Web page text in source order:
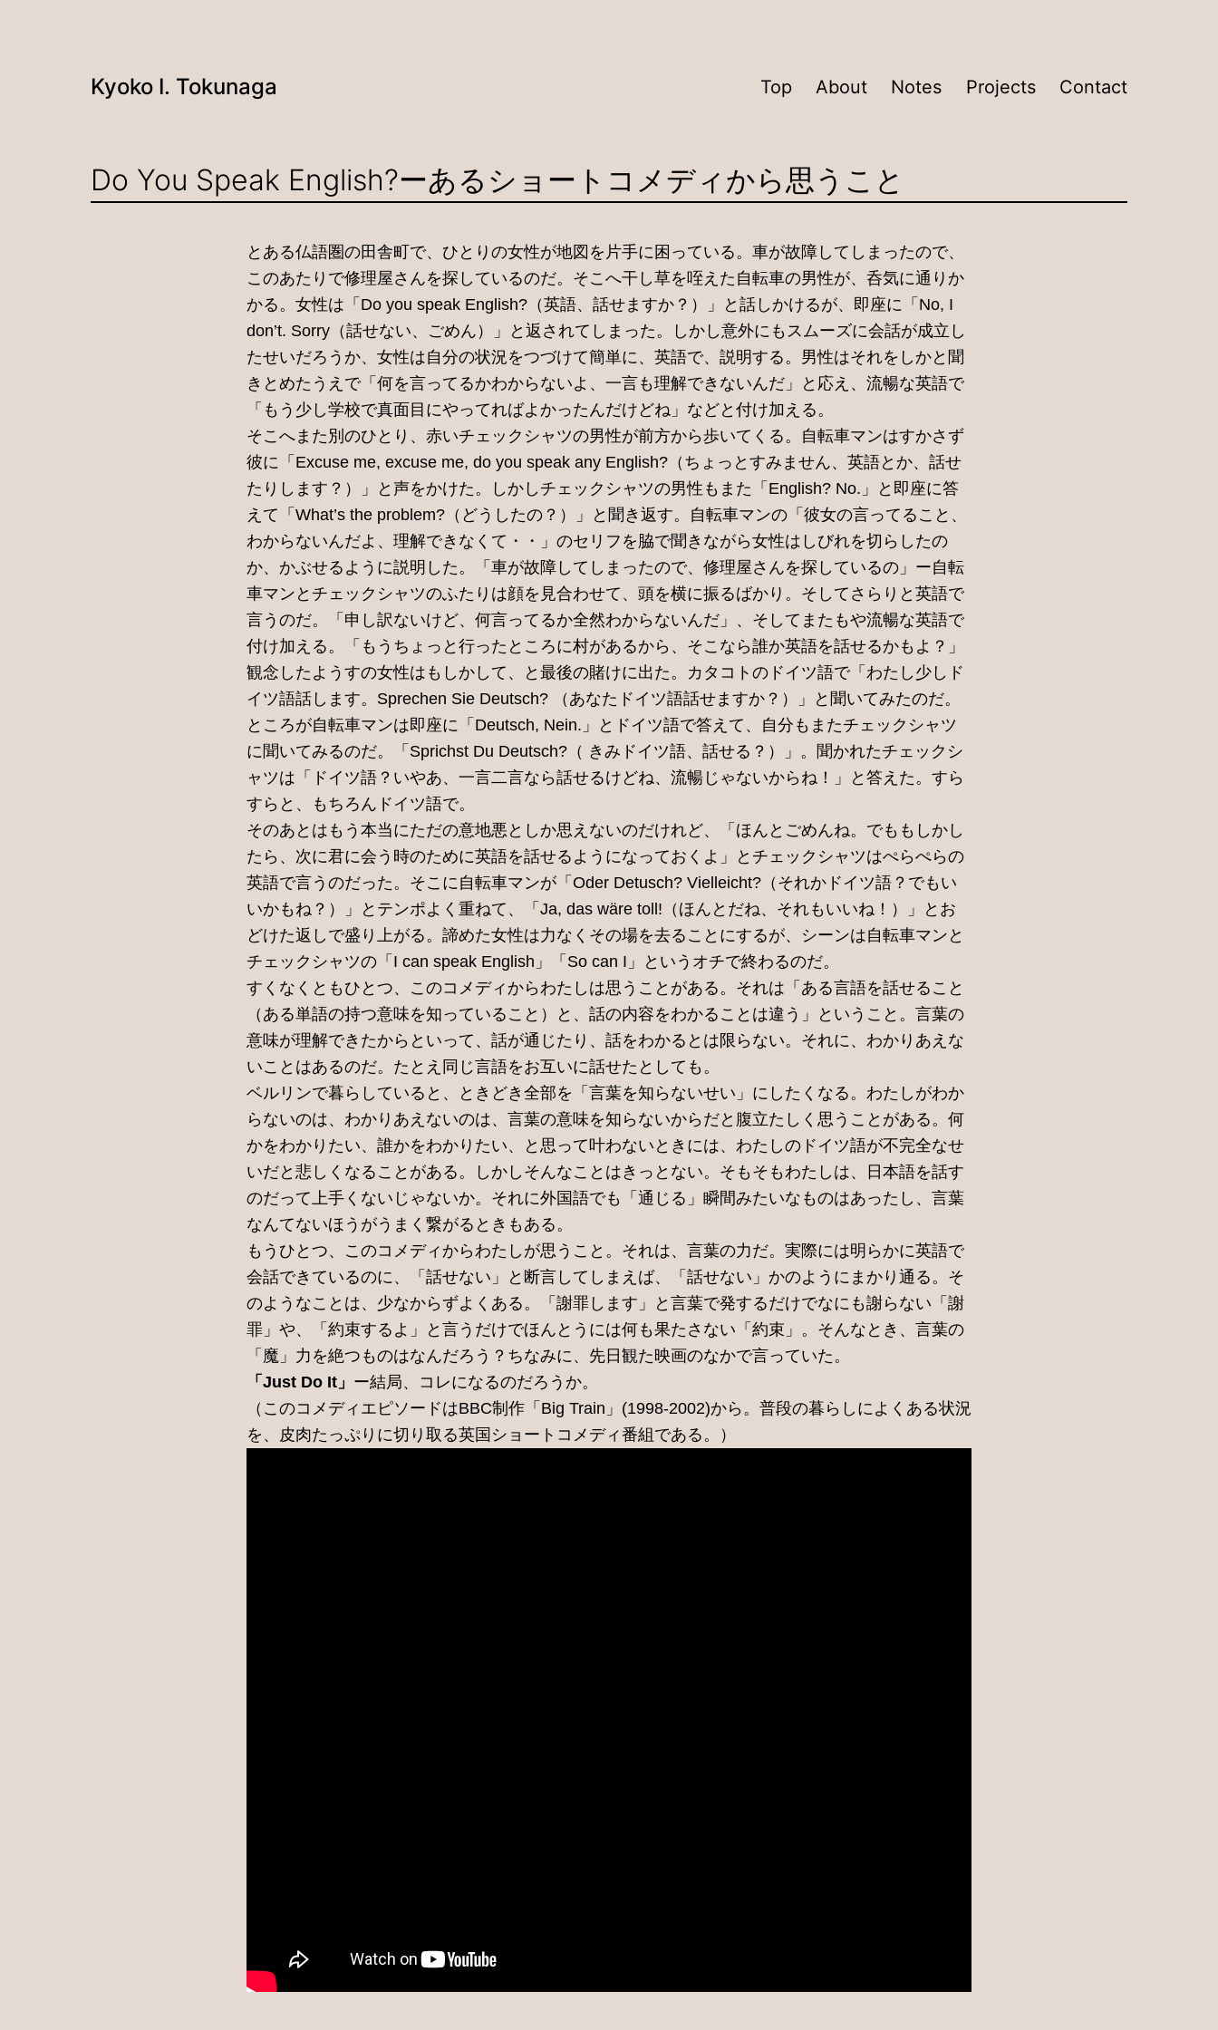
Kyoko I. Tokunaga Top About Notes Projects Contact
Do You Speak English?ーあるショートコメディから思うこと
とある仏語圏の田舎町で、ひとりの女性が地図を片手に困っている。車が故障してしまったので、
このあたりで修理屋さんを探しているのだ。そこへ干し草を咥えた自転車の男性が、呑気に通りか
かる。女性は「Do you speak English?（英語、話せますか？）」と話しかけるが、即座に「No, I
don’t. Sorry（話せない、ごめん）」と返されてしまった。しかし意外にもスムーズに会話が成立し
たせいだろうか、女性は自分の状況をつづけて簡単に、英語で、説明する。男性はそれをしかと聞
きとめたうえで「何を言ってるかわからないよ、一言も理解できないんだ」と応え、流暢な英語で
「もう少し学校で真面目にやってればよかったんだけどね」などと付け加える。
そこへまた別のひとり、赤いチェックシャツの男性が前方から歩いてくる。自転車マンはすかさず
彼に「Excuse me, excuse me, do you speak any English?（ちょっとすみません、英語とか、話せ
たりします？）」と声をかけた。しかしチェックシャツの男性もまた「English? No.」と即座に答
えて「What’s the problem?（どうしたの？）」と聞き返す。自転車マンの「彼女の言ってること、
わからないんだよ、理解できなくて・・」のセリフを脇で聞きながら女性はしびれを切らしたの
か、かぶせるように説明した。「車が故障してしまったので、修理屋さんを探しているの」ー自転
車マンとチェックシャツのふたりは顔を見合わせて、頭を横に振るばかり。そしてさらりと英語で
言うのだ。「申し訳ないけど、何言ってるか全然わからないんだ」、そしてまたもや流暢な英語で
付け加える。「もうちょっと行ったところに村があるから、そこなら誰か英語を話せるかもよ？」
観念したようすの女性はもしかして、と最後の賭けに出た。カタコトのドイツ語で「わたし少しド
イツ語話します。Sprechen Sie Deutsch? （あなたドイツ語話せますか？）」と聞いてみたのだ。
ところが自転車マンは即座に「Deutsch, Nein.」とドイツ語で答えて、自分もまたチェックシャツ
に聞いてみるのだ。「Sprichst Du Deutsch?（ きみドイツ語、話せる？）」。聞かれたチェックシ
ャツは「ドイツ語？いやあ、一言二言なら話せるけどね、流暢じゃないからね！」と答えた。すら
すらと、もちろんドイツ語で。
そのあとはもう本当にただの意地悪としか思えないのだけれど、「ほんとごめんね。でももしかし
たら、次に君に会う時のために英語を話せるようになっておくよ」とチェックシャツはぺらぺらの
英語で言うのだった。そこに自転車マンが「Oder Detusch? Vielleicht?（それかドイツ語？でもい
いかもね？）」とテンポよく重ねて、「Ja, das wäre toll!（ほんとだね、それもいいね！）」とお
どけた返しで盛り上がる。諦めた女性は力なくその場を去ることにするが、シーンは自転車マンと
チェックシャツの「I can speak English」「So can I」というオチで終わるのだ。
すくなくともひとつ、このコメディからわたしは思うことがある。それは「ある言語を話せること
（ある単語の持つ意味を知っていること）と、話の内容をわかることは違う」ということ。言葉の
意味が理解できたからといって、話が通じたり、話をわかるとは限らない。それに、わかりあえな
いことはあるのだ。たとえ同じ言語をお互いに話せたとしても。
ベルリンで暮らしていると、ときどき全部を「言葉を知らないせい」にしたくなる。わたしがわか
らないのは、わかりあえないのは、言葉の意味を知らないからだと腹立たしく思うことがある。何
かをわかりたい、誰かをわかりたい、と思って叶わないときには、わたしのドイツ語が不完全なせ
いだと悲しくなることがある。しかしそんなことはきっとない。そもそもわたしは、日本語を話す
のだって上手くないじゃないか。それに外国語でも「通じる」瞬間みたいなものはあったし、言葉
なんてないほうがうまく繋がるときもある。
もうひとつ、このコメディからわたしが思うこと。それは、言葉の力だ。実際には明らかに英語で
会話できているのに、「話せない」と断言してしまえば、「話せない」かのようにまかり通る。そ
のようなことは、少なからずよくある。「謝罪します」と言葉で発するだけでなにも謝らない「謝
罪」や、「約束するよ」と言うだけでほんとうには何も果たさない「約束」。そんなとき、言葉の
「魔」力を絶つものはなんだろう？ちなみに、先日観た映画のなかで言っていた。
「Just Do It」 ー結局、コレになるのだろうか。
（このコメディエピソードはBBC制作「Big Train」(1998-2002)から。普段の暮らしによくある状況
を、皮肉たっぷりに切り取る英国ショートコメディ番組である。）